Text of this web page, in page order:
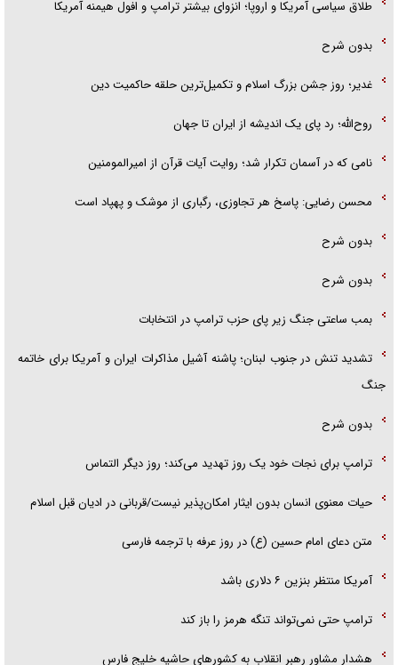
طلاق سیاسی آمریکا و اروپا؛ انزوای بیشتر ترامپ و افول هیمنه آمریکا
بدون شرح
غدیر؛ روز جشن بزرگ اسلام و تکمیل‌ترین حلقه حاکمیت دین
روح‌الله؛ رد پای یک اندیشه از ایران تا جهان
نامی که در آسمان تکرار شد؛ روایت آیات قرآن از امیرالمومنین
محسن رضایی: پاسخ هر تجاوزی، رگباری از موشک و پهپاد است
بدون شرح
بدون شرح
بمب ساعتی جنگ زیر پای حزب ترام‍پ در انتخابات
تشدید تنش در جنوب لبنان؛ پاشنه آشیل مذاکرات ایران و آمریکا برای خاتمه
جنگ
بدون شرح
ترامپ برای نجات خود یک روز تهدید می‌کند؛ روز دیگر التماس
حیات معنوی انسان بدون ایثار امکان‌پذیر نیست/قربانی در ادیان قبل اسلام
متن دعای امام حسین (ع) در روز عرفه با ترجمه فارسی
آمریکا منتظر بنزین ۶ دلاری باشد
ترامپ حتی نمی‌تواند تنگه هرمز را باز کند
هشدار مشاور رهبر انقلاب به کشور‌های حاشیه خلیج فارس